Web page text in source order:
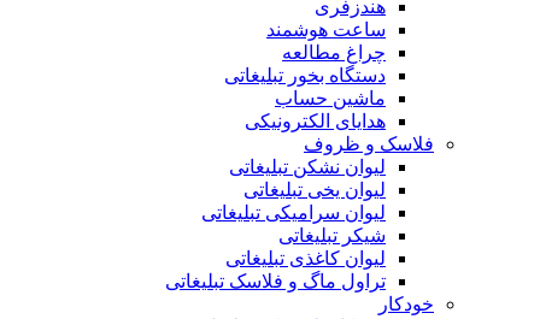
هندزفری
ساعت هوشمند
چراغ مطالعه
دستگاه بخور تبلیغاتی
ماشین حساب
هدایای الکترونیکی
فلاسک و ظروف
لیوان نشکن تبلیغاتی
لیوان یخی تبلیغاتی
لیوان سرامیکی تبلیغاتی
شیکر تبلیغاتی
لیوان کاغذی تبلیغاتی
تراول ماگ و فلاسک تبلیغاتی
خودکار